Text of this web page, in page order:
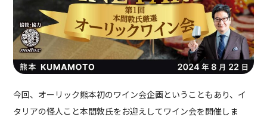
今回、オーリック熊本初のワイン会企画ということもあり、イ
タリアの怪人こと本間敦氏をお迎えしてワイン会を開催しま